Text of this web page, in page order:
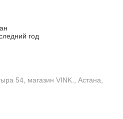
год
54, магазин VINK., Астана,